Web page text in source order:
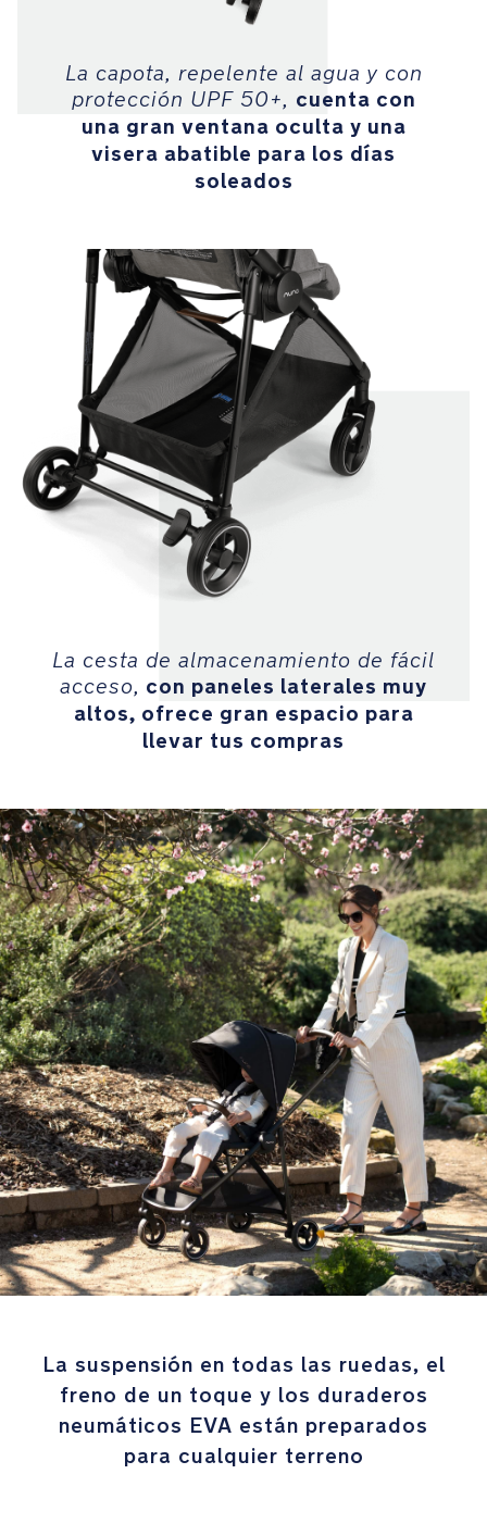
La
cesta
almacenamiento
paneles
laterales
muy
altos,
ofrece
gran
espacio
para
llevar
tus
compras
una
magnética
autoguiada
automáticamente
en
su
sitio
La
suspensión
en
todas
las
ruedas,
el
freno
de
un
toque
y
los
duraderos
neumáticos
cualquier
terreno
La capota, repelente al agua y con
protección UPF 50+, cuenta con
una gran ventana oculta y una
visera abatible para los días
soleados
La cesta de almacenamiento de fácil
acceso, con paneles laterales muy
altos, ofrece gran espacio para
llevar tus compras
La suspensión en todas las ruedas, el
freno de un toque y los duraderos
neumáticos EVA están preparados
para cualquier terreno